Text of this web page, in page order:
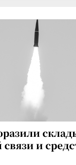
связи и